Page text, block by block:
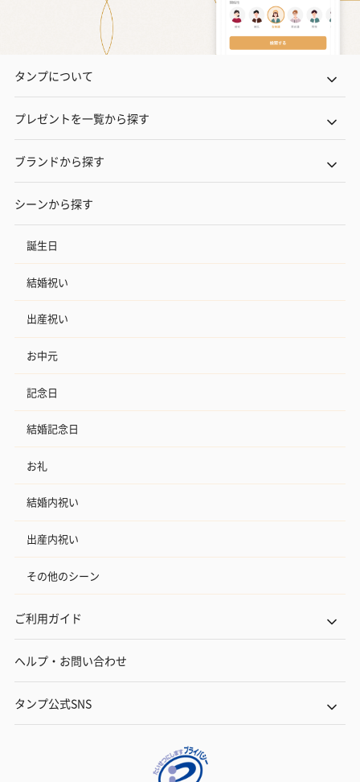
タンプについて
プレゼントを一覧から探す
ブランドから探す
シーンから探す
誕生日
結婚祝い
出産祝い
お中元
記念日
結婚記念日
お礼
結婚内祝い
出産内祝い
その他のシーン
ご利用ガイド
ヘルプ・お問い合わせ
タンプ公式SNS